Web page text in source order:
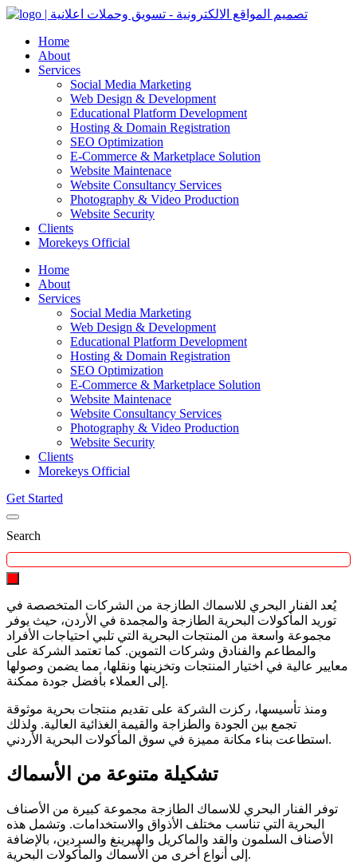
Home
About
Services
Social Media Marketing
Web Design & Development
Educational Platform Development
Hosting & Domain Registration
SEO Optimization
E-Commerce & Marketplace Solution
Website Maintenace
Website Consultancy Services
Photography & Video Production
Website Security
Clients
Morekeys Official
Home
About
Services
Social Media Marketing
Web Design & Development
Educational Platform Development
Hosting & Domain Registration
SEO Optimization
E-Commerce & Marketplace Solution
Website Maintenace
Website Consultancy Services
Photography & Video Production
Website Security
Clients
Morekeys Official
Get Started
Search
يُعد الفنار البحري للاسماك الطازجة من الشركات المتخصصة في
توريد المأكولات البحرية الطازجة والمجمدة في الأردن، حيث يوفر
مجموعة واسعة من المنتجات البحرية التي تلبي احتياجات الأفراد
والمطاعم والفنادق وشركات التموين. كما تعتمد الشركة على
معايير عالية في اختيار المنتجات وتخزينها ونقلها، مما يضمن وصولها
إلى العملاء بأفضل جودة ممكنة.
ومنذ تأسيسها، ركزت الشركة على تقديم منتجات بحرية موثوقة
تجمع بين الجودة والطزاجة والقيمة الغذائية العالية. ولذلك
استطاعت بناء مكانة مميزة في سوق المأكولات البحرية الأردني.
تشكيلة متنوعة من الأسماك
توفر الفنار البحري للاسماك الطازجة مجموعة كبيرة من الأصناف
البحرية التي تناسب مختلف الأذواق والاستخدامات. وتشمل هذه
الأصناف السلمون والقد والماكريل والهيرينغ والسردين، بالإضافة
إلى أنواع أخرى من الأسماك والمأكولات البحرية.